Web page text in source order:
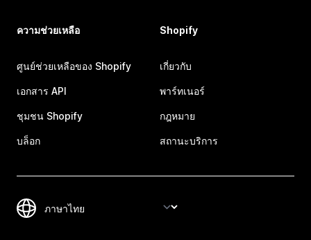
ความช่วยเหลือ
ศูนย์ช่วยเหลือของ Shopify
เอกสาร API
ชุมชน Shopify
บล็อก
Shopify
เกี่ยวกับ
พาร์ทเนอร์
กฎหมาย
สถานะบริการ